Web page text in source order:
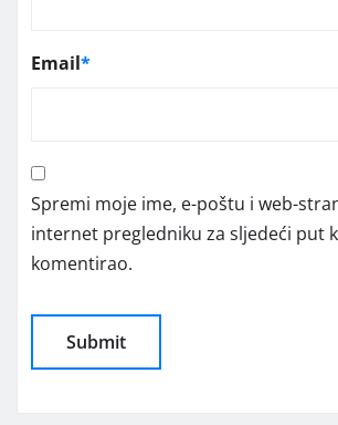
Email*
Spremi moje ime, e-poštu i web-
internet pregledniku za sljedeći put
komentirao.